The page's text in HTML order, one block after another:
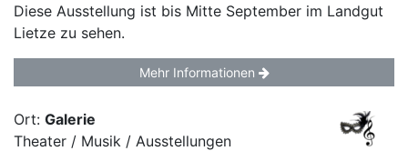
Diese Ausstellung ist bis Mitte September im Landgut
Lietze zu sehen.
Mehr Informationen
Ort: Galerie
Theater / Musik / Ausstellungen